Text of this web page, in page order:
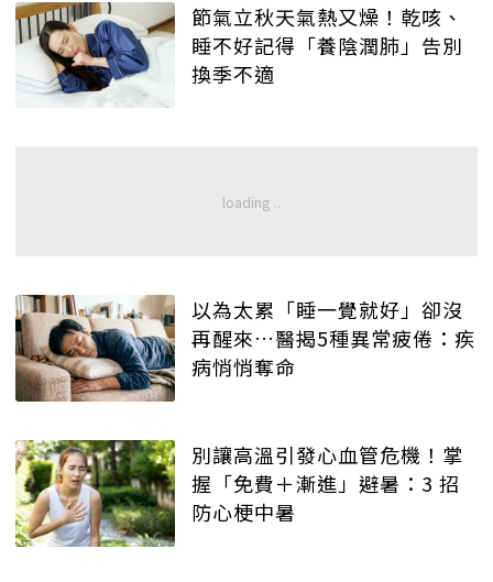
節氣立秋天氣熱又燥！乾咳、
睡不好記得「養陰潤肺」告別
換季不適
以為太累「睡一覺就好」卻沒
再醒來…醫揭5種異常疲倦：疾
病悄悄奪命
別讓高溫引發心血管危機！掌
握「免費＋漸進」避暑：3 招
防心梗中暑